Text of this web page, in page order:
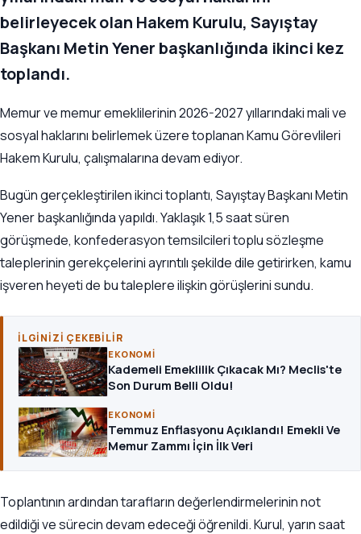
belirleyecek olan Hakem Kurulu, Sayıştay
Başkanı Metin Yener başkanlığında ikinci kez
toplandı.
Memur ve memur emeklilerinin 2026-2027 yıllarındaki mali ve
sosyal haklarını belirlemek üzere toplanan Kamu Görevlileri
Hakem Kurulu, çalışmalarına devam ediyor.
Bugün gerçekleştirilen ikinci toplantı, Sayıştay Başkanı Metin
Yener başkanlığında yapıldı. Yaklaşık 1,5 saat süren
görüşmede, konfederasyon temsilcileri toplu sözleşme
taleplerinin gerekçelerini ayrıntılı şekilde dile getirirken, kamu
işveren heyeti de bu taleplere ilişkin görüşlerini sundu.
İLGINIZI ÇEKEBILIR
EKONOMI
Kademeli Emeklilik Çıkacak Mı? Meclis'te
Son Durum Belli Oldu!
EKONOMI
Temmuz Enflasyonu Açıklandı! Emekli Ve
Memur Zammı İçin İlk Veri
Toplantının ardından tarafların değerlendirmelerinin not
edildiği ve sürecin devam edeceği öğrenildi. Kurul, yarın saat